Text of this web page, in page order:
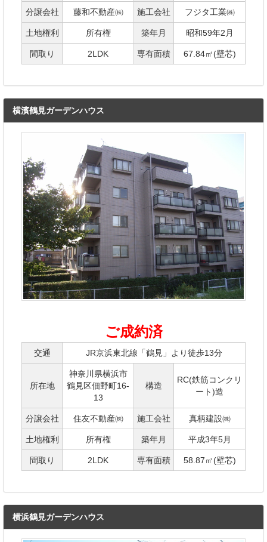
分譲会社 藤和不動産㈱ 施工会社 フジタ工業㈱
土地権利 所有権 築年月 昭和59年2月
間取り 2LDK 専有面積 67.84㎡(壁芯)
横濱鶴見ガーデンハウス
ご成約済
交通 JR京浜東北線「鶴見」より徒歩13分
所在地
神奈川県横浜市
鶴見区佃野町16-
13
構造
RC(鉄筋コンクリ
ート)造
分譲会社 住友不動産㈱ 施工会社 真柄建設㈱
土地権利 所有権 築年月 平成3年5月
間取り 2LDK 専有面積 58.87㎡(壁芯)
横浜鶴見ガーデンハウス